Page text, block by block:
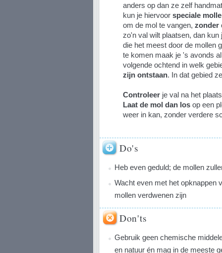
anders op dan ze zelf
kun je hiervoor speciale
om de mol te vangen, zonder
zo'n val wilt plaatsen, dan kun
die het meest door de mollen
te komen maak je 's avonds
volgende ochtend in welk
zijn ontstaan. In dat gebied
Controleerje val na het
Laat de mol dan losop een
weer in kan, zonder verdere
Do's
Heb even geduld; de mollen
Wacht even met het opknappen
mollen verdwenen zijn
Don'ts
Gebruik geen chemische
en natuur én mag in de meeste